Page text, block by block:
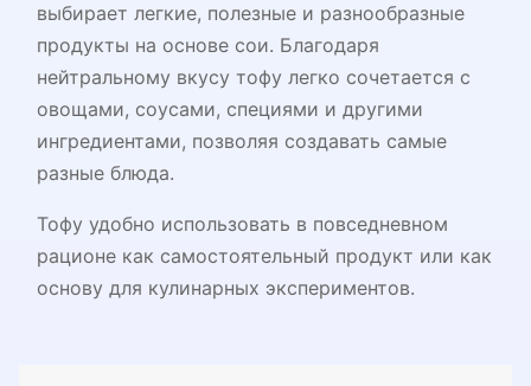
выбирает легкие, полезные и разнообразные
продукты на основе сои. Благодаря
нейтральному вкусу тофу легко сочетается с
овощами, соусами, специями и другими
ингредиентами, позволяя создавать самые
разные блюда.
Тофу удобно использовать в повседневном
рационе как самостоятельный продукт или как
основу для кулинарных экспериментов.